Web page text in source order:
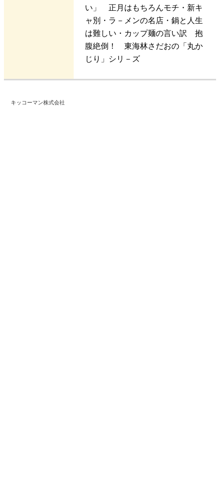
い」 正月はもちろんモチ・新キ
ャ別・ラ－メンの名店・鍋と人生
は難しい・カップ麺の言い訳 抱
腹絶倒！ 東海林さだおの「丸か
じり」シリ－ズ
キッコーマン株式会社